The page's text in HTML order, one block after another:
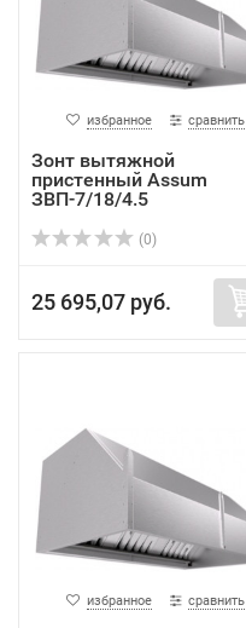
избранное сравнить
Зонт вытяжной
пристенный Assum
ЗВП-7/18/4.5
(0)
25 695,07 руб.
избранное сравнить